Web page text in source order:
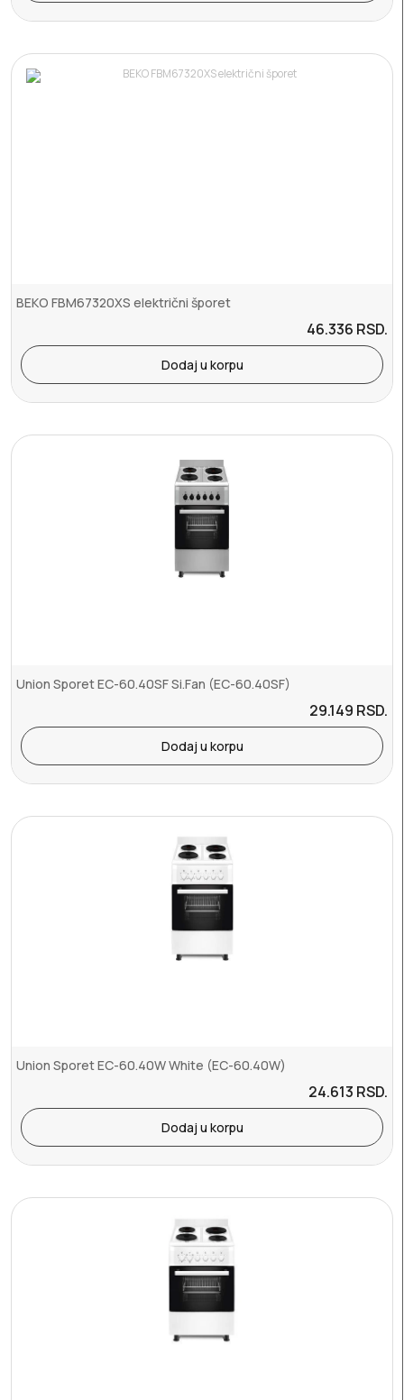
BEKO FBM67320XS električni šporet
46.336 RSD.
Dodaj u korpu
Union Sporet EC-60.40SF Si.Fan (EC-60.40SF)
29.149 RSD.
Dodaj u korpu
Union Sporet EC-60.40W White (EC-60.40W)
24.613 RSD.
Dodaj u korpu